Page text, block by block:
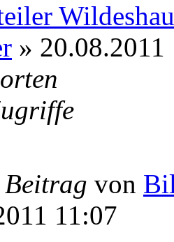
» 20.08.2011
von
11:07